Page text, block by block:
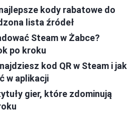
kody rabatowe do
lista źródeł
Steam w Żabce?
po kroku
kod QR w Steam i jak
w aplikacji
gier, które zdominują